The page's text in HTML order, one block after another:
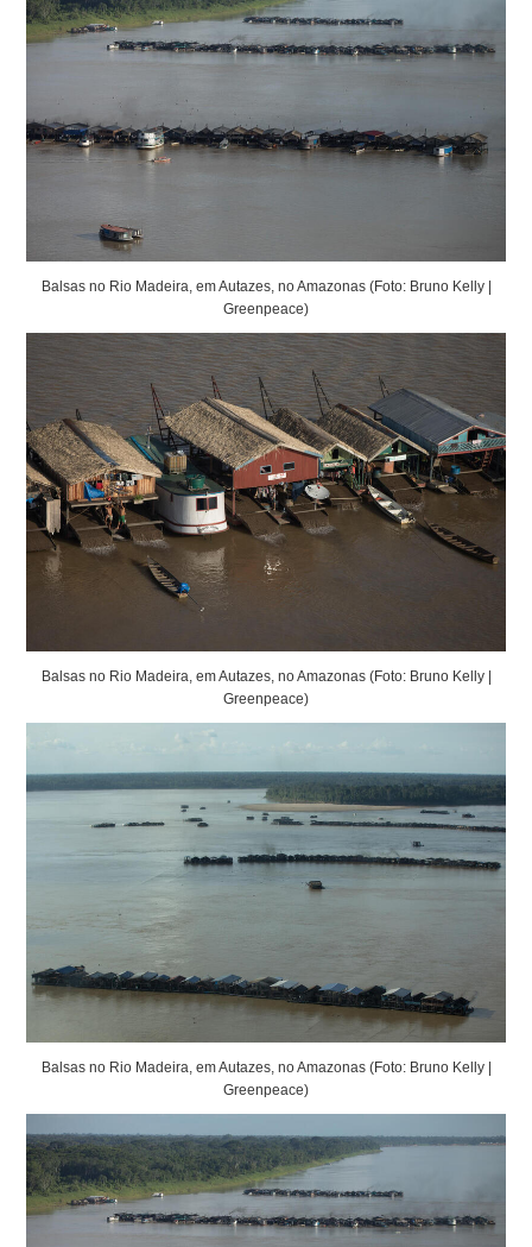
Balsas no Rio Madeira, em Autazes, no Amazonas (Foto: Bruno Kelly |
Greenpeace)
Balsas no Rio Madeira, em Autazes, no Amazonas (Foto: Bruno Kelly |
Greenpeace)
Balsas no Rio Madeira, em Autazes, no Amazonas (Foto: Bruno Kelly |
Greenpeace)